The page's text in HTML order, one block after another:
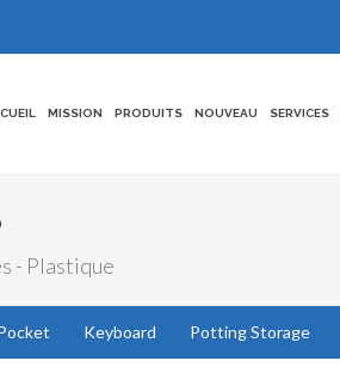
MISSION PRODUITS NOUVEAU SERVICES
- Plastique
Keyboard Potting Storage